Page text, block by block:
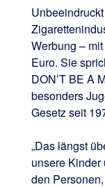
Werbung –
Euro. Sie
DON’T BE A
besonders
Gesetz seit
„Das längst
unsere
den